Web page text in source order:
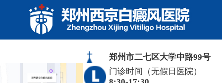
郑州市二七区大学中路99号
门诊时间（无假日医院）